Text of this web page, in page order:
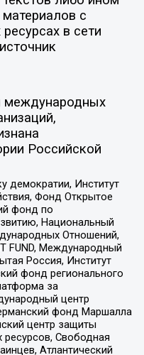
с
в сети
международных
Российской
демократии, Институт
Фонд Открытое
фонд по
Национальный
Отношений,
FUND, Международный
Россия, Институт
фонд регионального
за
центр
фонд Маршалла
центр защиты
Свободная
Атлантический